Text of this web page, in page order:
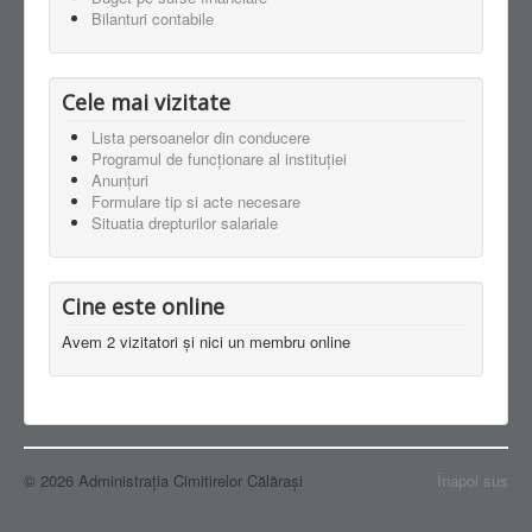
Bilanturi contabile
Cele mai vizitate
Lista persoanelor din conducere
Programul de funcționare al instituției
Anunţuri
Formulare tip si acte necesare
Situatia drepturilor salariale
Cine este online
Avem 2 vizitatori și nici un membru online
Înapoi sus
© 2026 Administraţia Cimitirelor Călărași